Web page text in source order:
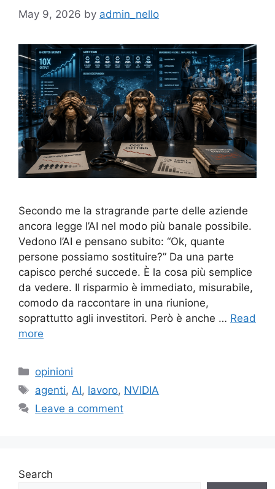
May 9, 2026 by admin_nello
Secondo me la stragrande parte delle aziende
ancora legge l’AI nel modo più banale possibile.
Vedono l’AI e pensano subito: “Ok, quante
persone possiamo sostituire?” Da una parte
capisco perché succede. È la cosa più semplice
da vedere. Il risparmio è immediato, misurabile,
comodo da raccontare in una riunione,
soprattutto agli investitori. Però è anche … Read
more
Categories
opinioni
Tags
agenti, AI, lavoro, NVIDIA
Leave a comment
Search